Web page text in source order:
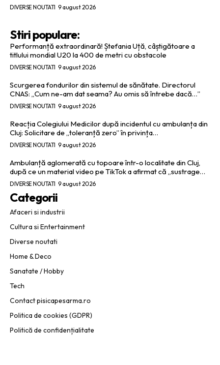
DIVERSE NOUTATI 9 august 2026
Stiri populare:
Performanță extraordinară! Ștefania Uță, câștigătoare a
titlului mondial U20 la 400 de metri cu obstacole
DIVERSE NOUTATI 9 august 2026
Scurgerea fondurilor din sistemul de sănătate. Directorul
CNAS: „Cum ne-am dat seama? Au omis să întrebe dacă…”
DIVERSE NOUTATI 9 august 2026
Reacția Colegiului Medicilor după incidentul cu ambulanța din
Cluj: Solicitare de „toleranță zero” în privința…
DIVERSE NOUTATI 9 august 2026
Ambulanță aglomerată cu topoare într-o localitate din Cluj,
după ce un material video pe TikTok a afirmat că „sustrage…
DIVERSE NOUTATI 9 august 2026
Categorii
Afaceri si industrii
Cultura si Entertainment
Diverse noutati
Home & Deco
Sanatate / Hobby
Tech
Contact pisicapesarma.ro
Politica de cookies (GDPR)
Politică de confidențialitate